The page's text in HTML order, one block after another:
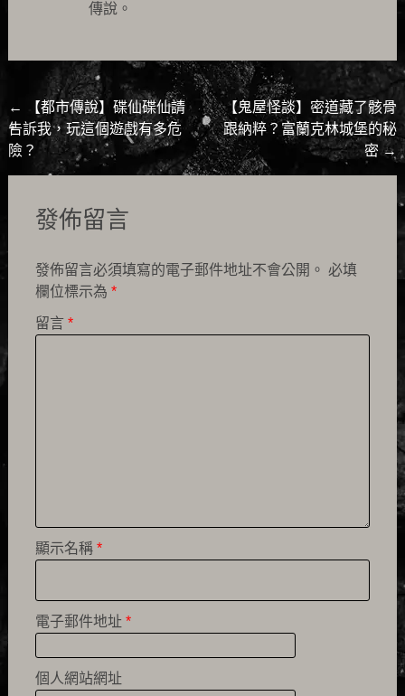
傳說。
Post
navigation
←
【都市傳說】碟仙碟仙請
告訴我，玩這個遊戲有多危
險？
【鬼屋怪談】密道藏了骸骨
跟納粹？富蘭克林城堡的秘
密 →
發佈留言
發佈留言必須填寫的電子郵件地址不會公開。 必填
欄位標示為 *
留言 *
顯示名稱 *
電子郵件地址 *
個人網站網址